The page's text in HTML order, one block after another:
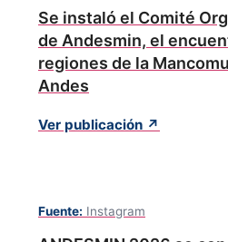
Se instaló el Comité
de Andesmin, el
regiones de la
Andes
Ver publicación ↗
Fuente: Instagram